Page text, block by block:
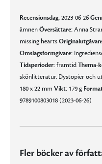
Recensionsdag:2023-06-26
ämnenÖversättare:Anna
missing hearts
Omslagsformgivare:
Tidsperioder:framtidThema-
skönlitteratur, Dystopier och
180 x 22 mmVikt: 179 g
9789100803018 (2023-06-26)
Fler böcker av